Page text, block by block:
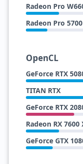
Radeon Pro
Radeon Pro
OpenCL
GeForce RTX
TITAN RTX
GeForce RTX
Radeon RX 7600
GeForce GTX